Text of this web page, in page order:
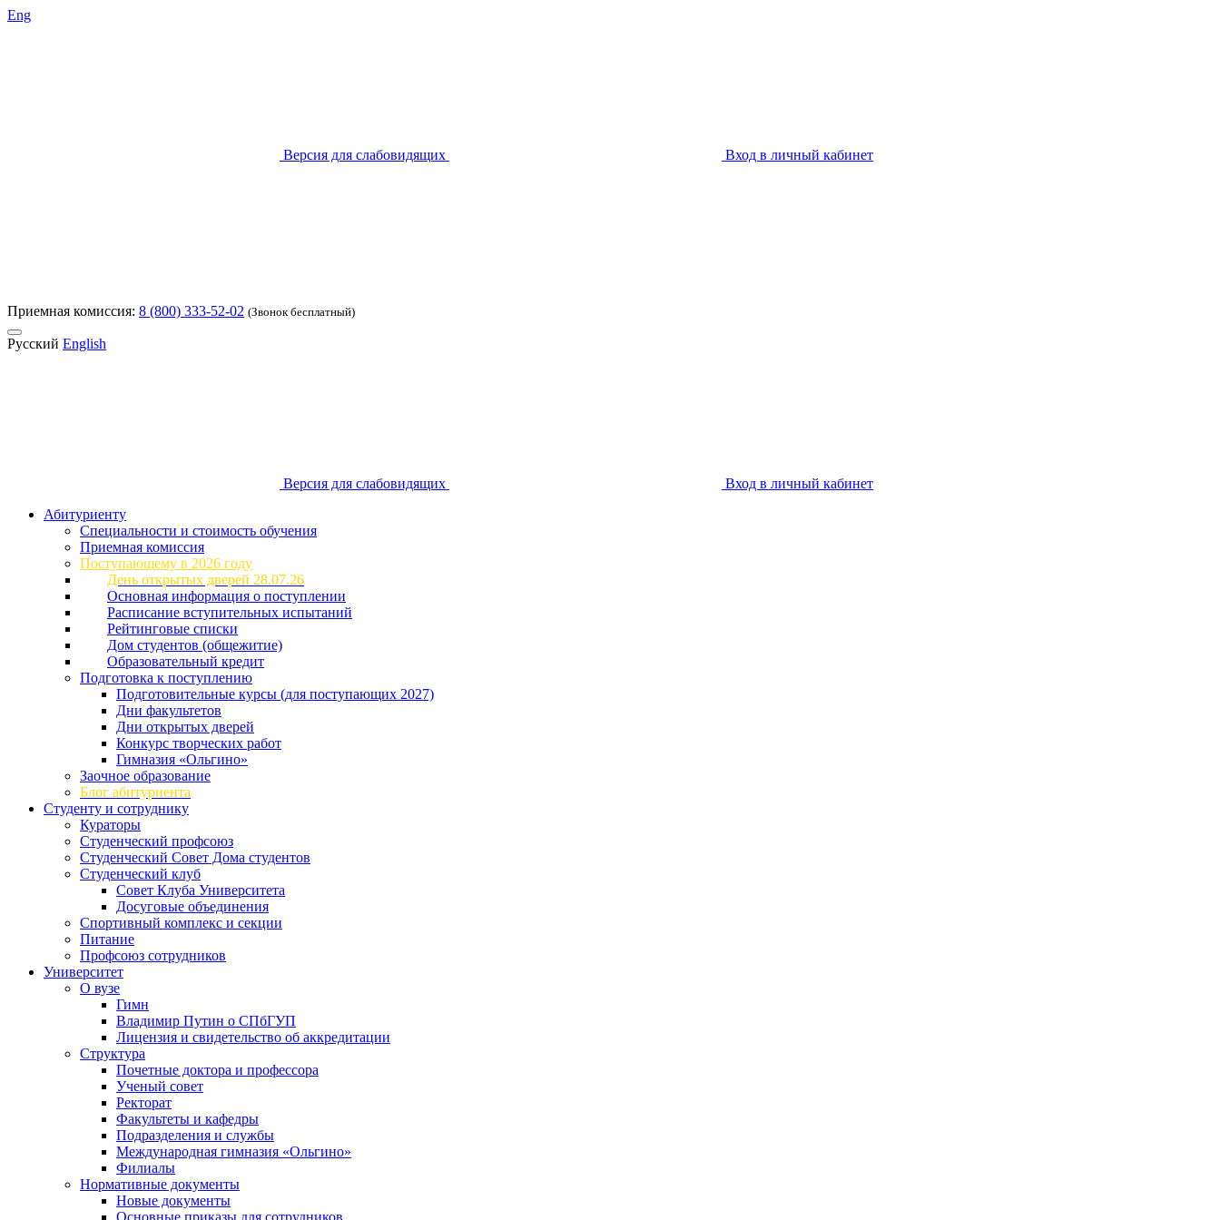
Eng
Версия для слабовидящих Вход в личный кабинет
Приемная комиссия: 8 (800) 333-52-02 (Звонок бесплатный)
Русский English
Версия для слабовидящих
Вход в личный кабинет
Абитуриенту
Специальности и стоимость обучения
Приемная комиссия
Поступающему в 2026 году
День открытых дверей 28.07.26
Основная информация о поступлении
Расписание вступительных испытаний
Рейтинговые списки
Дом студентов (общежитие)
Образовательный кредит
Подготовка к поступлению
Подготовительные курсы (для поступающих 2027)
Дни факультетов
Дни открытых дверей
Конкурс творческих работ
Гимназия «Ольгино»
Заочное образование
Блог абитуриента
Студенту и сотруднику
Кураторы
Студенческий профсоюз
Студенческий Совет Дома студентов
Студенческий клуб
Совет Клуба Университета
Досуговые объединения
Спортивный комплекс и секции
Питание
Профсоюз сотрудников
Университет
О вузе
Гимн
Владимир Путин о СПбГУП
Лицензия и свидетельство об аккредитации
Структура
Почетные доктора и профессора
Ученый совет
Ректорат
Факультеты и кафедры
Подразделения и службы
Международная гимназия «Ольгино»
Филиалы
Нормативные документы
Новые документы
Основные приказы для сотрудников